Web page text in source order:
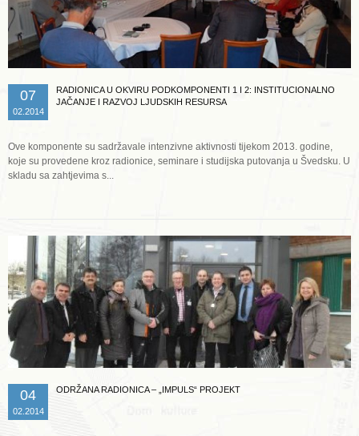
07
02.2014
RADIONICA U OKVIRU PODKOMPONENTI 1 I 2: INSTITUCIONALNO
JAČANJE I RAZVOJ LJUDSKIH RESURSA
Ove komponente su sadržavale intenzivne aktivnosti tijekom 2013. godine,
koje su provedene kroz radionice, seminare i studijska putovanja u Švedsku. U
skladu sa zahtjevima s...
04
02.2014
ODRŽANA RADIONICA – „IMPULS“ PROJEKT